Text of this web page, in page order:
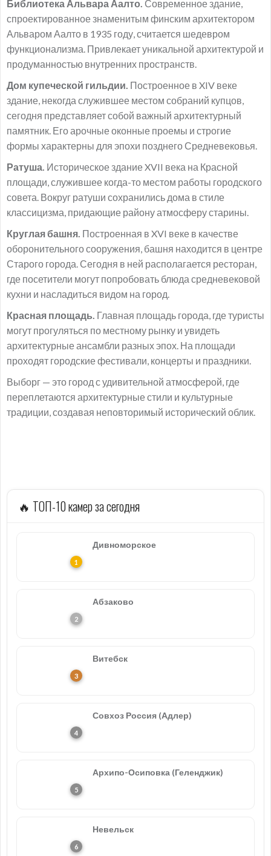
Библиотека Альвара Аалто. Современное здание,
спроектированное знаменитым финским архитектором
Альваром Аалто в 1935 году, считается шедевром
функционализма. Привлекает уникальной архитектурой и
продуманностью внутренних пространств.
Дом купеческой гильдии. Построенное в XIV веке
здание, некогда служившее местом собраний купцов,
сегодня представляет собой важный архитектурный
памятник. Его арочные оконные проемы и строгие
формы характерны для эпохи позднего Средневековья.
Ратуша. Историческое здание XVII века на Красной
площади, служившее когда-то местом работы городского
совета. Вокруг ратуши сохранились дома в стиле
классицизма, придающие району атмосферу старины.
Круглая башня. Построенная в XVI веке в качестве
оборонительного сооружения, башня находится в центре
Старого города. Сегодня в ней располагается ресторан,
где посетители могут попробовать блюда средневековой
кухни и насладиться видом на город.
Красная площадь. Главная площадь города, где туристы
могут прогуляться по местному рынку и увидеть
архитектурные ансамбли разных эпох. На площади
проходят городские фестивали, концерты и праздники.
Выборг — это город с удивительной атмосферой, где
переплетаются архитектурные стили и культурные
традиции, создавая неповторимый исторический облик.
🔥 ТОП-10 камер за сегодня
Дивноморское
Абзаково
Витебск
Совхоз Россия (Адлер)
Архипо-Осиповка (Геленджик)
Невельск